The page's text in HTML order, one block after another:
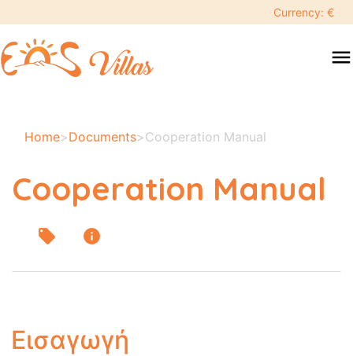
Currency: €
menu
Home>Documents>Cooperation Manual
Cooperation Manual
local_offer info
Εισαγωγή